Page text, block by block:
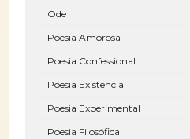
Ode
Poesia Amorosa
Poesia Confessional
Poesia Existencial
Poesia Experimental
Poesia Filosófica